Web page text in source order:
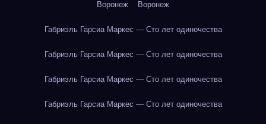
Воронеж Воронеж
Габриэль Гарсиа Маркес — Сто лет одиночества
Габриэль Гарсиа Маркес — Сто лет одиночества
Габриэль Гарсиа Маркес — Сто лет одиночества
Габриэль Гарсиа Маркес — Сто лет одиночества